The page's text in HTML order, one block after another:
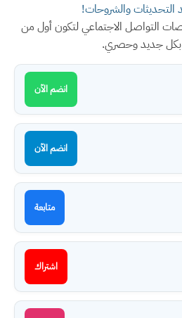
التحديثات والشروحات!
التواصل الاجتماعي لتكون أول من
جديد وحصري.
انضم الآن
انضم الآن
متابعة
اشتراك